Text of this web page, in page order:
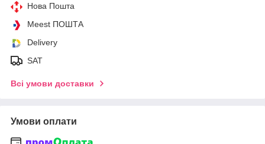
Нова Пошта
Meest ПОШТА
Delivery
SAT
Всі умови доставки
Умови оплати